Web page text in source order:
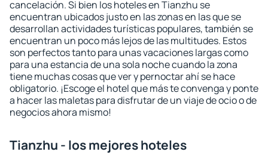
cancelación. Si bien los hoteles en Tianzhu se
encuentran ubicados justo en las zonas en las que se
desarrollan actividades turísticas populares, también se
encuentran un poco más lejos de las multitudes. Estos
son perfectos tanto para unas vacaciones largas como
para una estancia de una sola noche cuando la zona
tiene muchas cosas que ver y pernoctar ahí se hace
obligatorio. ¡Escoge el hotel que más te convenga y ponte
a hacer las maletas para disfrutar de un viaje de ocio o de
negocios ahora mismo!
Tianzhu - los mejores hoteles